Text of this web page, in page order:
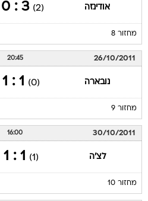
אודינזה (2)
3 : 0
מחזור 8
26/10/2011
20:45
נובארה (0)
1 : 1
מחזור 9
30/10/2011
16:00
לצ'ה (1)
1 : 1
מחזור 10